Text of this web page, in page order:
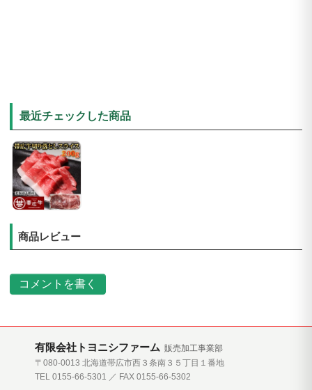
最近チェックした商品
商品レビュー
コメントを書く
有限会社トヨニシファーム 販売加工事業部
〒080-0013 北海道帯広市西３条南３５丁目１番地
TEL 0155-66-5301 ／ FAX 0155-66-5302